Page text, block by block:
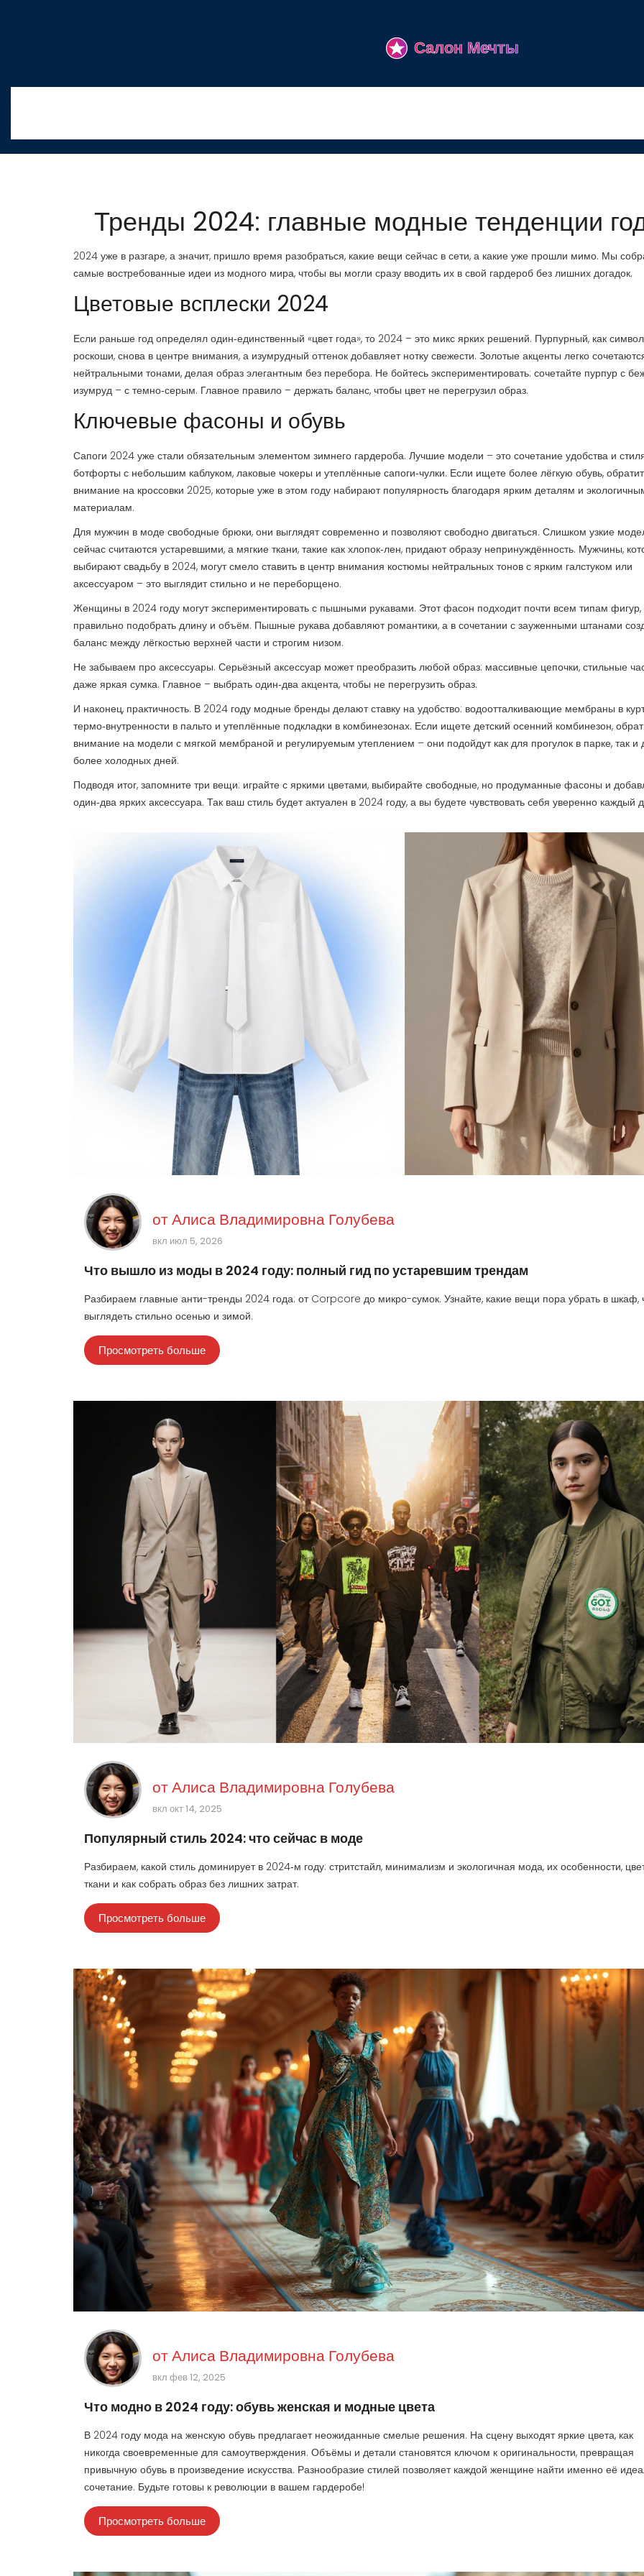
Тренды 2024: главные модные тенденции
2024 уже в разгаре, а значит, пришло время разобраться, какие вещи сейчас в сети, а какие уже прошли мимо. Мы
самые востребованные идеи из модного мира, чтобы вы могли сразу вводить их в свой гардероб без лишних догадок.
Цветовые всплески 2024
Если раньше год определял один‑единственный «цвет года», то 2024 – это микс ярких решений. Пурпурный, как символ
роскоши, снова в центре внимания, а изумрудный оттенок добавляет нотку свежести. Золотые акценты легко
нейтральными тонами, делая образ элегантным без перебора. Не бойтесь экспериментировать: сочетайте пурпур с
изумруд – с темно‑серым. Главное правило – держать баланс, чтобы цвет не перегрузил образ.
Ключевые фасоны и обувь
Сапоги 2024 уже стали обязательным элементом зимнего гардероба. Лучшие модели – это сочетание удобства и
ботфорты с небольшим каблуком, лаковые чокеры и утеплённые сапоги‑чулки. Если ищете более лёгкую обувь,
внимание на кроссовки 2025, которые уже в этом году набирают популярность благодаря ярким деталям и
материалам.
Для мужчин в моде свободные брюки, они выглядят современно и позволяют свободно двигаться. Слишком узкие
сейчас считаются устаревшими, а мягкие ткани, такие как хлопок‑лен, придают образу непринуждённость. Мужчины,
выбирают свадьбу в 2024, могут смело ставить в центр внимания костюмы нейтральных тонов с ярким галстуком или
аксессуаром – это выглядит стильно и не переборщено.
Женщины в 2024 году могут экспериментировать с пышными рукавами. Этот фасон подходит почти всем типам фигур,
правильно подобрать длину и объём. Пышные рукава добавляют романтики, а в сочетании с зауженными штанами
баланс между лёгкостью верхней части и строгим низом.
Не забываем про аксессуары. Серьёзный аксессуар может преобразить любой образ: массивные цепочки, стильные
даже яркая сумка. Главное – выбрать один‑два акцента, чтобы не перегрузить образ.
И наконец, практичность. В 2024 году модные бренды делают ставку на удобство: водоотталкивающие мембраны в
термо‑внутренности в пальто и утеплённые подкладки в комбинезонах. Если ищете детский осенний комбинезон,
внимание на модели с мягкой мембраной и регулируемым утеплением – они подойдут как для прогулок в парке, так и
более холодных дней.
Подводя итог, запомните три вещи: играйте с яркими цветами, выбирайте свободные, но продуманные фасоны и
один‑два ярких аксессуара. Так ваш стиль будет актуален в 2024 году, а вы будете чувствовать себя уверенно каждый
отАлиса Владимировна Голубева
вкл июл 5, 2026
Что вышло из моды в 2024 году: полный гид по устаревшим трендам
Разбираем главные анти-тренды 2024 года: от Corpcore до микро-сумок. Узнайте, какие вещи пора убрать в шкаф,
выглядеть стильно осенью и зимой.
Просмотреть больше
отАлиса Владимировна Голубева
вкл окт 14, 2025
Популярный стиль 2024: что сейчас в моде
Разбираем, какой стиль доминирует в 2024‑м году: стритстайл, минимализм и экологичная мода, их особенности,
ткани и как собрать образ без лишних затрат.
Просмотреть больше
отАлиса Владимировна Голубева
вкл фев 12, 2025
Что модно в 2024 году: обувь женская и модные цвета
В 2024 году мода на женскую обувь предлагает неожиданные смелые решения. На сцену выходят яркие цвета, как
никогда своевременные для самоутверждения. Объёмы и детали становятся ключом к оригинальности, превращая
привычную обувь в произведение искусства. Разнообразие стилей позволяет каждой женщине найти именно её
сочетание. Будьте готовы к революции в вашем гардеробе!
Просмотреть больше